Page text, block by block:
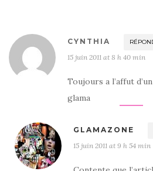
CYNTHIA
15 juin 2011 at 8 h 40 min
Toujours a l’affut
glama
GLAMAZONE
15 juin 2011 at 9 h 54 min